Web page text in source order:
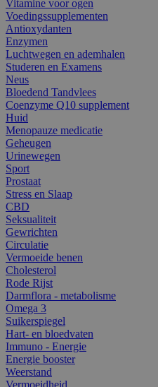
Vitamine voor ogen
Voedingssupplementen
Antioxydanten
Enzymen
Luchtwegen en ademhalen
Studeren en Examens
Neus
Bloedend Tandvlees
Coenzyme Q10 supplement
Huid
Menopauze medicatie
Geheugen
Urinewegen
Sport
Prostaat
Stress en Slaap
CBD
Seksualiteit
Gewrichten
Circulatie
Vermoeide benen
Cholesterol
Rode Rijst
Darmflora - metabolisme
Omega 3
Suikerspiegel
Hart- en bloedvaten
Immuno - Energie
Energie booster
Weerstand
Vermoeidheid